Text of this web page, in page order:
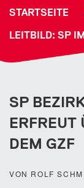
STARTSEITE
LEITBILD: SP
SP
ERFREUT
DEM GZF
VON ROLF